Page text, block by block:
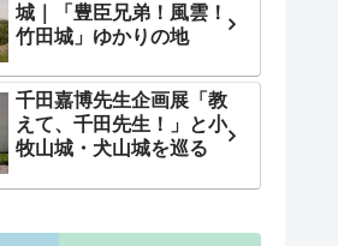
城｜「豊臣兄弟！風雲！
竹田城」ゆかりの地
千田嘉博先生企画展「教
えて、千田先生！」と小
牧山城・犬山城を巡る